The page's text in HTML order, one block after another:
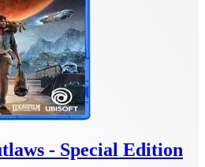
- Special Edition